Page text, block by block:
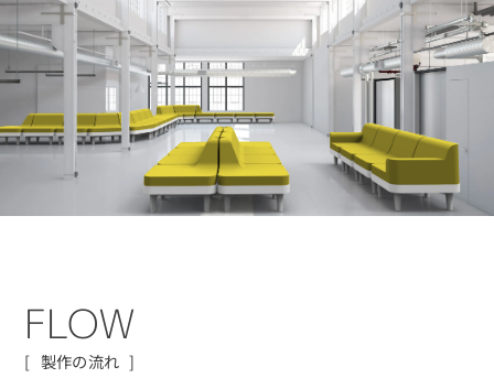
FLOW
製作の流れ